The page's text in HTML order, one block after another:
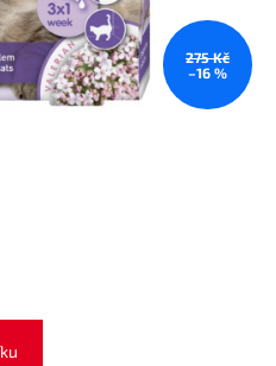
275 Kč
–16 %